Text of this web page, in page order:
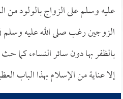
عليه وسلم على الزواج بالولود من
الزوجين رغب صلى الله عليه وسلم
بالظفر بها دون سائر النساء، كما
إلا عناية من الإسلام بهذا الباب